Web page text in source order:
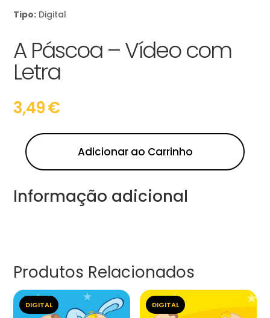
Tipo: Digital
A Páscoa – Vídeo com
Letra
3,49€
Adicionar ao Carrinho
Informação adicional
Produtos Relacionados
DIGITAL DIGITAL